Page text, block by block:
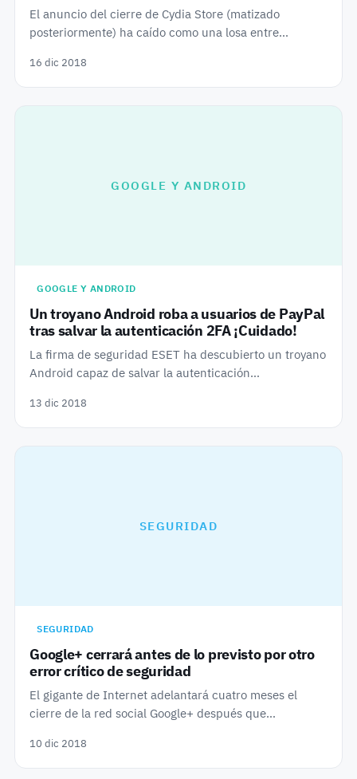
El anuncio del cierre de Cydia Store (matizado
posteriormente) ha caído como una losa entre…
16 dic 2018
GOOGLE Y ANDROID
GOOGLE Y ANDROID
Un troyano Android roba a usuarios de PayPal
tras salvar la autenticación 2FA ¡Cuidado!
La firma de seguridad ESET ha descubierto un troyano
Android capaz de salvar la autenticación…
13 dic 2018
SEGURIDAD
SEGURIDAD
Google+ cerrará antes de lo previsto por otro
error crítico de seguridad
El gigante de Internet adelantará cuatro meses el
cierre de la red social Google+ después que…
10 dic 2018